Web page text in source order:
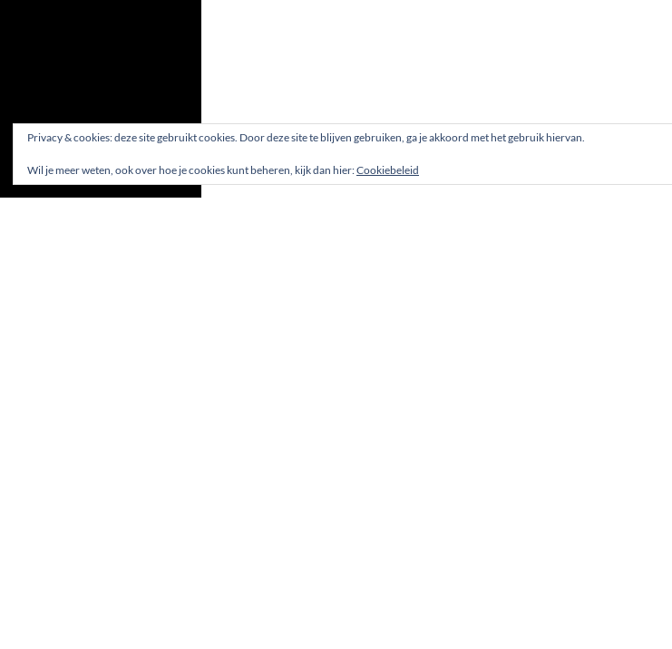
Privacy & cookies: deze site gebruikt cookies. Door deze site te blijven gebruiken, ga je akkoord met het gebruik hiervan.
Wil je meer weten, ook over hoe je cookies kunt beheren, kijk dan hier:Cookiebeleid